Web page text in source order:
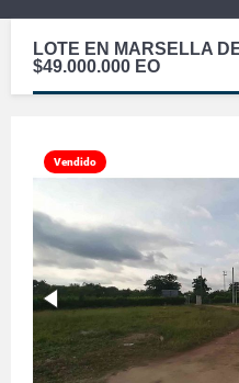
LOTE EN MARSELLA
$49.000.000 EO
Vendido